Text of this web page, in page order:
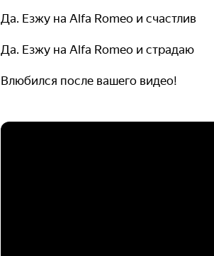
Да. Езжу на Alfa Romeo и счастлив
Да. Езжу на Alfa Romeo и страдаю
Влюбился после вашего видео!